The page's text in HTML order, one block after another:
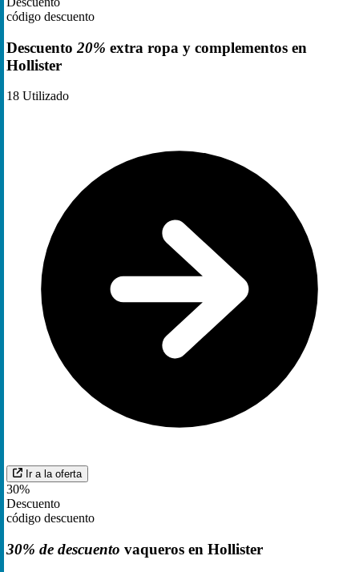
código descuento
Descuento 20% extra ropa y complementos en
Hollister
18 Utilizado
Ir a la oferta
30%
Descuento
código descuento
30% de descuento vaqueros en Hollister